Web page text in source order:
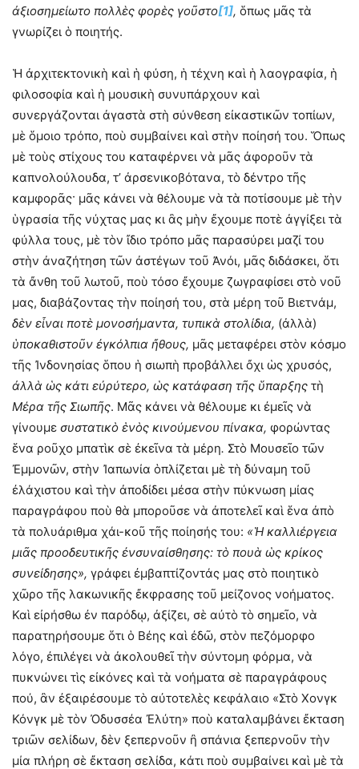
ἀξιοσημείωτο πολλὲς φορὲς γοῦστο[1], ὅπως μᾶς τὰ
γνωρίζει ὁ ποιητής.
Ἡ ἀρχιτεκτονικὴ καὶ ἡ φύση, ἡ τέχνη καὶ ἡ λαογραφία, ἡ
φιλοσοφία καὶ ἡ μουσικὴ συνυπάρχουν καὶ
συνεργάζονται ἀγαστὰ στὴ σύνθεση εἰκαστικῶν τοπίων,
μὲ ὅμοιο τρόπο, ποὺ συμβαίνει καὶ στὴν ποίησή του. Ὅπως
μὲ τοὺς στίχους του καταφέρνει νὰ μᾶς ἀφοροῦν τὰ
καπνολούλουδα, τ’ ἀρσενικοβότανα, τὸ δέντρο τῆς
καμφορᾶς· μᾶς κάνει νὰ θέλουμε νὰ τὰ ποτίσουμε μὲ τὴν
ὑγρασία τῆς νύχτας μας κι ἂς μὴν ἔχουμε ποτὲ ἀγγίξει τὰ
φύλλα τους, μὲ τὸν ἴδιο τρόπο μᾶς παρασύρει μαζί του
στὴν ἀναζήτηση τῶν ἀστέγων τοῦ Ἀνόι, μᾶς διδάσκει, ὅτι
τὰ ἄνθη τοῦ λωτοῦ, ποὺ τόσο ἔχουμε ζωγραφίσει στὸ νοῦ
μας, διαβάζοντας τὴν ποίησή του, στὰ μέρη τοῦ Βιετνάμ,
δὲν εἶναι ποτὲ μονοσήμαντα, τυπικὰ στολίδια, (ἀλλὰ)
ὑποκαθιστοῦν ἐγκόλπια ἤθους, μᾶς μεταφέρει στὸν κόσμο
τῆς Ἰνδονησίας ὅπου ἡ σιωπὴ προβάλλει ὄχι ὡς χρυσός,
ἀλλὰ ὡς κάτι εὐρύτερο, ὡς κατάφαση τῆς ὕπαρξης τὴ
Μέρα τῆς Σιωπῆς. Μᾶς κάνει νὰ θέλουμε κι ἐμεῖς νὰ
γίνουμε συστατικὸ ἑνὸς κινούμενου πίνακα, φορώντας
ἕνα ροῦχο μπατὶκ σὲ ἐκεῖνα τὰ μέρη. Στὸ Μουσεῖο τῶν
Ἐμμονῶν, στὴν Ἰαπωνία ὁπλίζεται μὲ τὴ δύναμη τοῦ
ἐλάχιστου καὶ τὴν ἀποδίδει μέσα στὴν πύκνωση μίας
παραγράφου ποὺ θὰ μποροῦσε νὰ ἀποτελεῖ καὶ ἕνα ἀπὸ
τὰ πολυάριθμα χάι-κοῦ τῆς ποίησής του: «Ἡ καλλιέργεια
μιᾶς προοδευτικῆς ἐνσυναίσθησης: τὸ πουὰ ὡς κρίκος
συνείδησης», γράφει ἐμβαπτίζοντάς μας στὸ ποιητικὸ
χῶρο τῆς λακωνικῆς ἔκφρασης τοῦ μείζονος νοήματος.
Καὶ εἰρήσθω ἐν παρόδῳ, ἀξίζει, σὲ αὐτὸ τὸ σημεῖο, νὰ
παρατηρήσουμε ὅτι ὁ Βέης καὶ ἐδῶ, στὸν πεζόμορφο
λόγο, ἐπιλέγει νὰ ἀκολουθεῖ τὴν σύντομη φόρμα, νὰ
πυκνώνει τὶς εἰκόνες καὶ τὰ νοήματα σὲ παραγράφους
πού, ἂν ἐξαιρέσουμε τὸ αὐτοτελὲς κεφάλαιο «Στὸ Χονγκ
Κόνγκ μὲ τὸν Ὀδυσσέα Ἐλύτη» ποὺ καταλαμβάνει ἔκταση
τριῶν σελίδων, δὲν ξεπερνοῦν ἢ σπάνια ξεπερνοῦν τὴν
μία πλήρη σὲ ἔκταση σελίδα, κάτι ποὺ συμβαίνει καὶ μὲ τὰ